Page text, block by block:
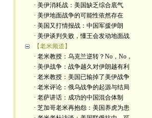
· 美伊消耗战：美国缺乏综合底气
· 美伊地面战争的可能性依然存在
· 美国又打情报战：中国军援伊朗
· 美伊谈判失败，懂王会发动地面战
【老米频道】
· 老米教授：乌克兰逆转？No，No，
· 美伊战争：战争越久对伊朗越有利
· 老米教授：美国已输掉了美伊战争
· 老米评论：俄乌战争的起源与结局
· 老萨讲话：成功的中国混合体制
· 芝加哥老米再抱怨：美国养虎为患